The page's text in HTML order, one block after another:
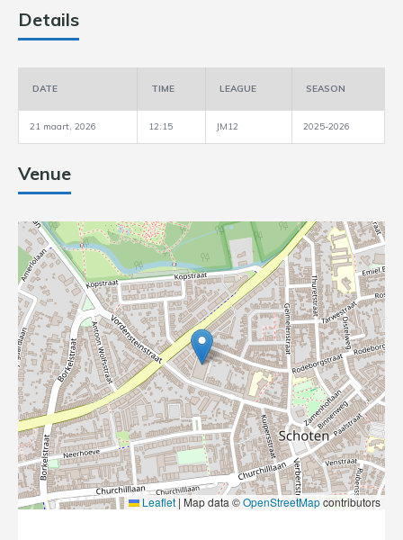
Details
DATE TIME LEAGUE SEASON
21 maart, 2026 12:15 JM12 2025-2026
Venue
Leaflet | Map data ©OpenStreetMapcontributors